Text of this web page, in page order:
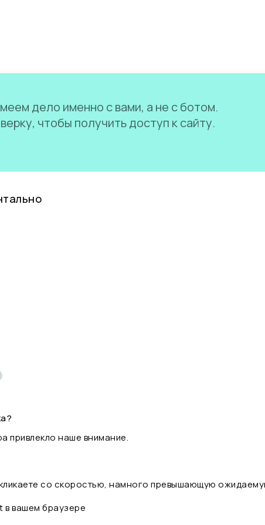
дело именно с вами, а не с ботом.
чтобы получить доступ к сайту.
привлекло наше внимание.
со скоростью, намного превышающую
вашем браузере